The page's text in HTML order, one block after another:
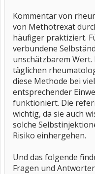
Kommentar von
von Methotrexat
häufiger praktiziert.
verbundene
unschätzbarem
täglichen
diese Methode bei
entsprechender
funktioniert. Die
wichtig, da sie auch
solche
Risiko einhergehen.
Und das folgende
Fragen und